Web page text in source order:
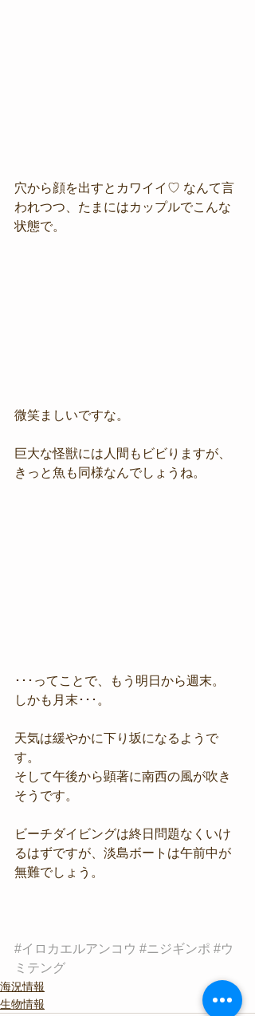
穴から顔を出すとカワイイ♡ なんて言
われつつ、たまにはカップルでこんな
状態で。
微笑ましいですな。
巨大な怪獣には人間もビビりますが、
きっと魚も同様なんでしょうね。
･･･ってことで、もう明日から週末。
しかも月末･･･。
天気は緩やかに下り坂になるようで
す。
そして午後から顕著に南西の風が吹き
そうです。
ビーチダイビングは終日問題なくいけ
るはずですが、淡島ボートは午前中が
無難でしょう。
#イロカエルアンコウ #ニジギンポ #ウ
ミテング
海況情報
生物情報